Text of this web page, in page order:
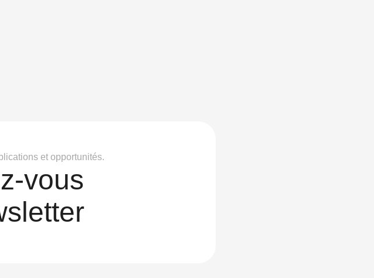
et opportunités.
vous